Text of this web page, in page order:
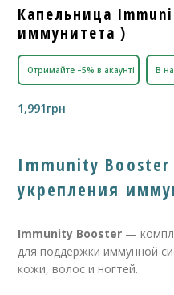
Капельница
иммунитета )
Отримайте –5% в акаунті В
1,991грн
Immunity
укрепления
Immunity Booster —
для поддержки иммунной
кожи, волос и ногтей.